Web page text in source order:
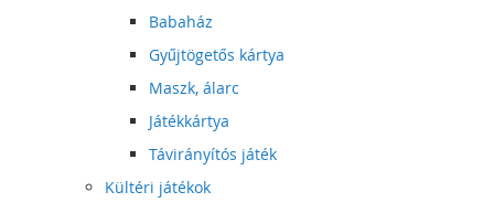
Babaház
Gyűjtögetős kártya
Maszk, álarc
Játékkártya
Távirányítós játék
Kültéri játékok